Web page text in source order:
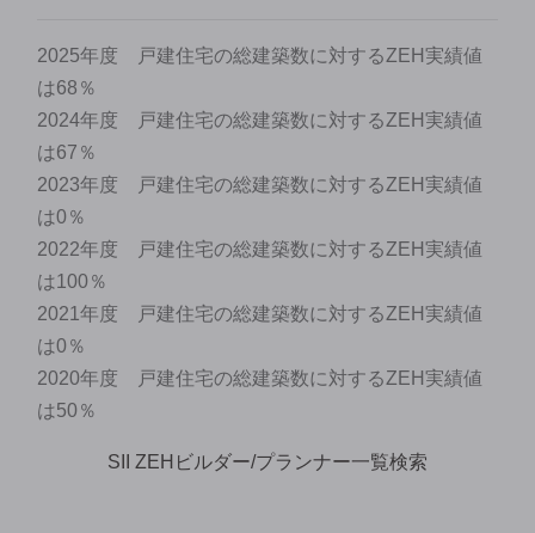
2025年度 戸建住宅の総建築数に対するZEH実績値
は68％
2024年度 戸建住宅の総建築数に対するZEH実績値
は67％
2023年度 戸建住宅の総建築数に対するZEH実績値
は0％
2022年度 戸建住宅の総建築数に対するZEH実績値
は100％
2021年度 戸建住宅の総建築数に対するZEH実績値
は0％
2020年度 戸建住宅の総建築数に対するZEH実績値
は50％
SII ZEHビルダー/プランナー一覧検索